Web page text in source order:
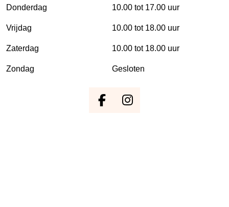
Donderdag 10.00 tot 17.00 uur
Vrijdag 10.00 tot 18.00 uur
Zaterdag 10.00 tot 18.00 uur
Zondag Gesloten
F
I